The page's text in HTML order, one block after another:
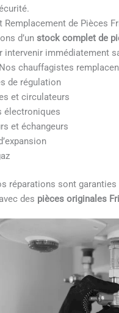
Remplacement de Pièces
d’unstock complet de
intervenir immédiatement
chauffagistes
de régulation
et circulateurs
électroniques
et échangeurs
réparations sont
des pièces originales